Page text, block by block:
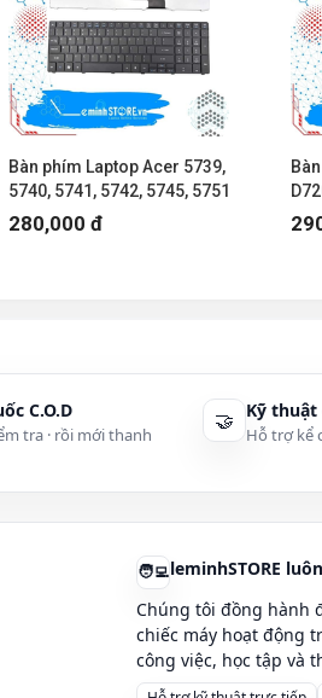
bảo
đến.
Bàn phím Laptop Acer 5739,
5740, 5741, 5742, 5745, 5751
280,000 đ
C.O.D
tra · rồi mới thanh
🤝 Kỹ thuật
Hỗ trợ kể
🧑‍💻leminhSTORE
Chúng tôi đồng hành
chiếc máy hoạt động
công việc, học tập và